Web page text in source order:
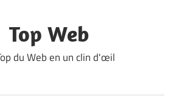
Top Web
du Web en un clin d'œil